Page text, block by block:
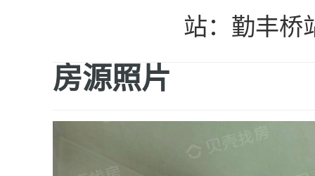
站：勤丰桥
房源照片